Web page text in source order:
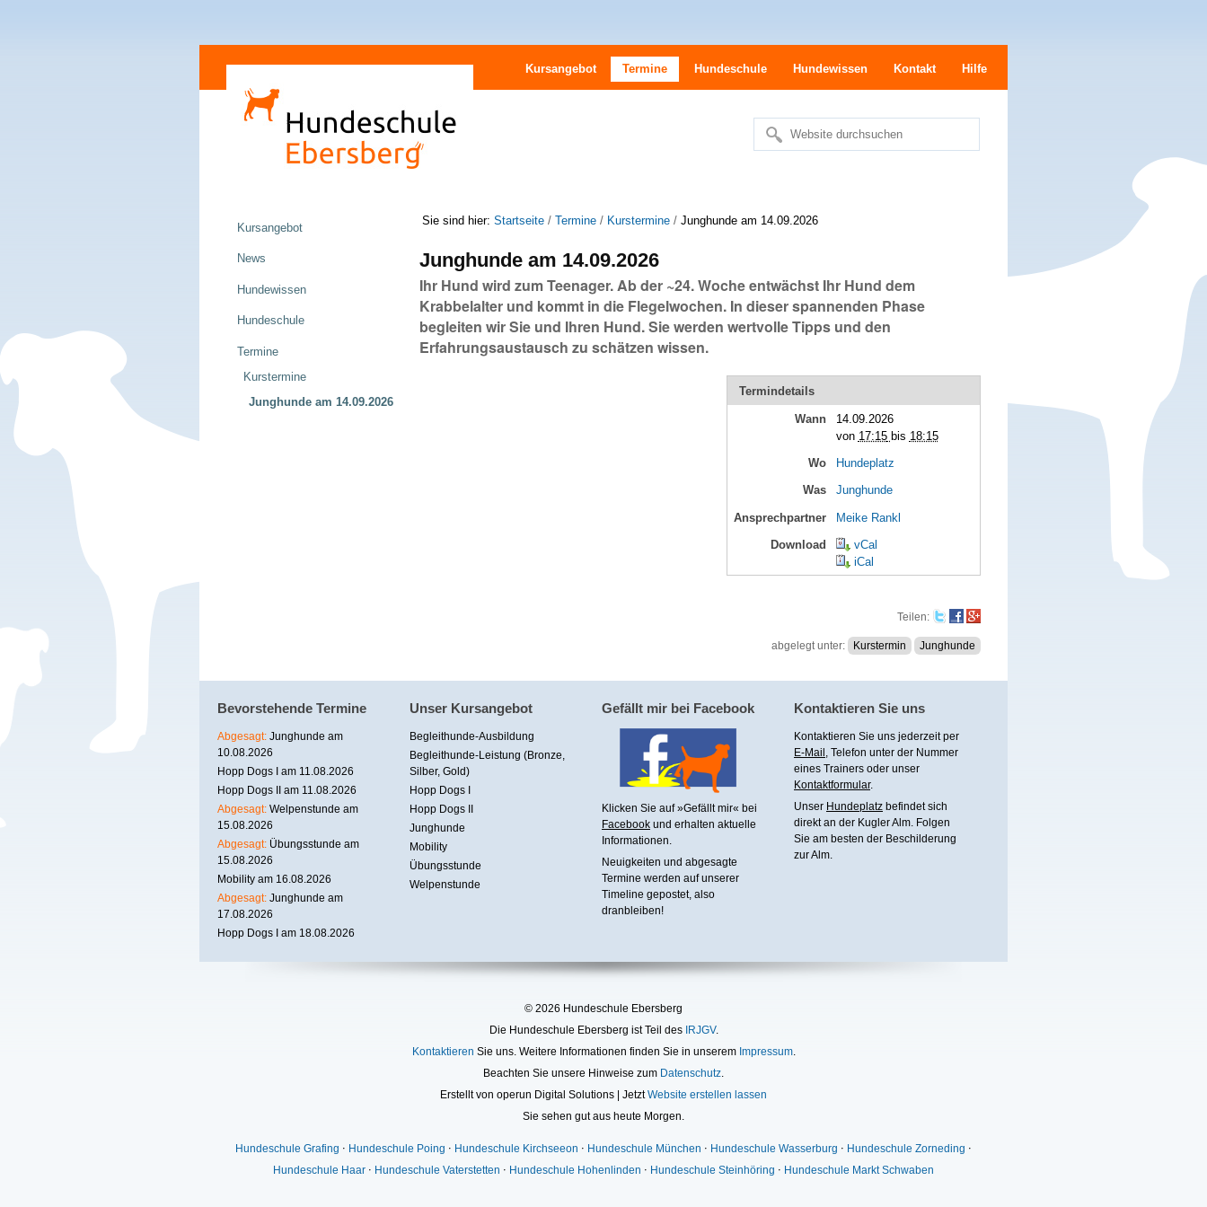
zum
Inhalt
Direkt
Navigation
Kursangebot Termine Hundeschule Hundewissen Kontakt Hilfe
Website durchsuchen
Erweiterte
Sie sind hier: Startseite / Termine / Kurstermine / Junghunde am 14.09.2026
Junghunde am 14.09.2026
Ihr Hund wird zum Teenager. Ab der ~24. Woche entwächst Ihr Hund dem
Krabbelalter und kommt in die Flegelwochen. In dieser spannenden Phase
begleiten wir Sie und Ihren Hund. Sie werden wertvolle Tipps und den
Erfahrungsaustausch zu schätzen wissen.
Termindetails
Wann
14.09.2026
von 17:15 bis 18:15
Wo Hundeplatz
Was Junghunde
Ansprechpartner Meike Rankl
Download
vCal
iCal
Teilen:
abgelegt unter: Kurstermin Junghunde
Kursangebot
News
Hundewissen
Hundeschule
Termine
Kurstermine
Junghunde am 14.09.2026
Bevorstehende Termine
Abgesagt: Junghunde am
10.08.2026
Hopp Dogs I am 11.08.2026
Hopp Dogs II am 11.08.2026
Abgesagt: Welpenstunde am
15.08.2026
Abgesagt: Übungsstunde am
15.08.2026
Mobility am 16.08.2026
Abgesagt: Junghunde am
17.08.2026
Hopp Dogs I am 18.08.2026
Unser Kursangebot
Begleithunde-Ausbildung
Begleithunde-Leistung (Bronze,
Silber, Gold)
Hopp Dogs I
Hopp Dogs II
Junghunde
Mobility
Übungsstunde
Welpenstunde
Gefällt mir bei Facebook
Klicken Sie auf »Gefällt mir« bei
Facebook und erhalten aktuelle
Informationen.
Neuigkeiten und abgesagte
Termine werden auf unserer
Timeline gepostet, also
dranbleiben!
Kontaktieren Sie uns
Kontaktieren Sie uns jederzeit per
E-Mail , Telefon unter der Nummer
eines Trainers oder unser
Kontaktformular.
Unser Hundeplatz befindet sich
direkt an der Kugler Alm. Folgen
Sie am besten der Beschilderung
zur Alm.
© 2026 Hundeschule Ebersberg
Die Hundeschule Ebersberg ist Teil des IRJGV.
Kontaktieren Sie uns. Weitere Informationen finden Sie in unserem Impressum.
Beachten Sie unsere Hinweise zum Datenschutz.
Erstellt von operun Digital Solutions | JetztWebsite erstellen lassen
Sie sehen gut aus heute Morgen.
Hundeschule Grafing ⋅ Hundeschule Poing ⋅ Hundeschule Kirchseeon ⋅ Hundeschule München ⋅ Hundeschule Wasserburg ⋅ Hundeschule Zorneding ⋅
Hundeschule Haar ⋅ Hundeschule Vaterstetten ⋅ Hundeschule Hohenlinden ⋅ Hundeschule Steinhöring ⋅ Hundeschule Markt Schwaben